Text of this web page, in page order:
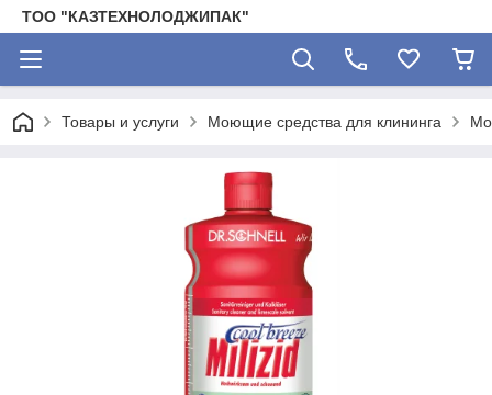
ТОО "КАЗТЕХНОЛОДЖИПАК"
Товары и услуги Моющие средства для клининга